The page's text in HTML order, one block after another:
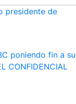
presidente de
poniendo fin a su
CONFIDENCIAL